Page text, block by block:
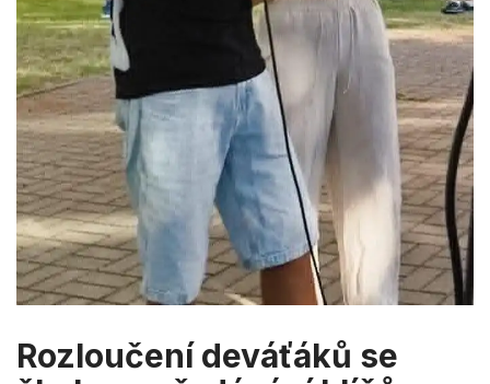
Rozloučení deváťáků se